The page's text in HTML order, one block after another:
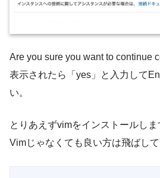
Are you sure you want to continue
表示されたら「yes」と入力して
い。
とりあえずvimをインストールしま
Vimじゃなくても良い方は飛ばして